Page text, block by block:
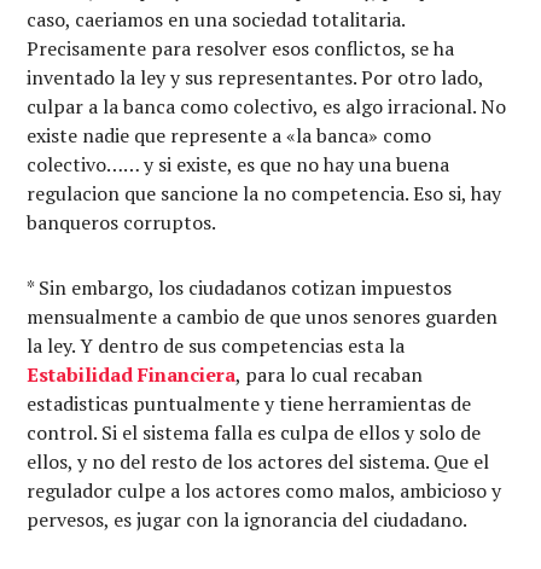
caso, caeriamos en una sociedad totalitaria.
Precisamente para resolver esos conflictos, se ha
inventado la ley y sus representantes. Por otro lado,
culpar a la banca como colectivo, es algo irracional. No
existe nadie que represente a «la banca» como
colectivo…… y si existe, es que no hay una buena
regulacion que sancione la no competencia. Eso si, hay
banqueros corruptos.
* Sin embargo, los ciudadanos cotizan impuestos
mensualmente a cambio de que unos senores guarden
la ley. Y dentro de sus competencias esta la
Estabilidad Financiera, para lo cual recaban
estadisticas puntualmente y tiene herramientas de
control. Si el sistema falla es culpa de ellos y solo de
ellos, y no del resto de los actores del sistema. Que el
regulador culpe a los actores como malos, ambicioso y
pervesos, es jugar con la ignorancia del ciudadano.